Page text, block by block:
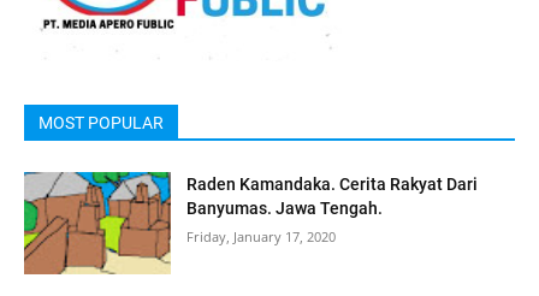
MOST POPULAR
Raden Kamandaka. Cerita Rakyat Dari
Banyumas. Jawa Tengah.
Friday, January 17, 2020